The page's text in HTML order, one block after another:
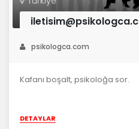
psikologca.com
Kafanı boşalt, psikoloğa sor.
DETAYLAR